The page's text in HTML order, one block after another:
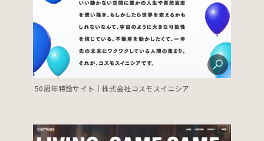
50周年特設サイト｜株式会社コスモスイニシア